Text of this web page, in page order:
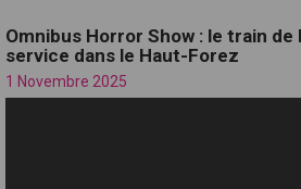
Omnibus Horror Show : le train
service dans le Haut-Forez
1 Novembre 2025